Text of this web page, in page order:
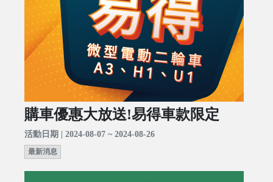
購車優惠大放送!易得車款限定
活動日期 | 2024-08-07 ~ 2024-08-26
最新消息